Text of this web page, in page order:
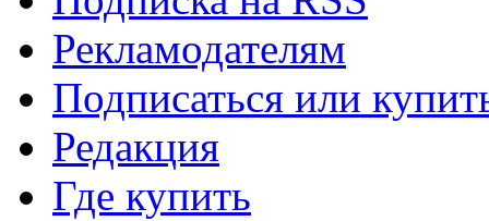
Рекламодателям
Подписаться или
Редакция
Где купить